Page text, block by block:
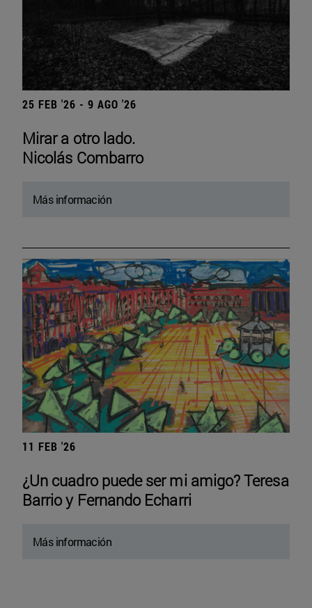
25 FEB '26 - 9 AGO '26
Mirar a otro lado.
Nicolás Combarro
Más información
11 FEB '26
¿Un cuadro puede ser mi amigo? Teresa
Barrio y Fernando Echarri
Más información